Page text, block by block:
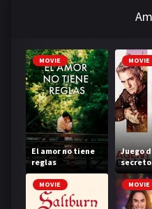
MOVIE
El amor no tiene
reglas
MOVIE
Juego
MOVIE MOVIE